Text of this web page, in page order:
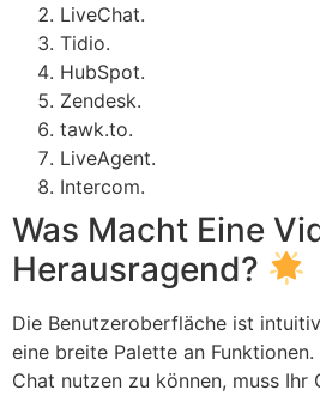
LiveChat.
Tidio.
HubSpot.
Zendesk.
tawk.to.
LiveAgent.
Intercom.
Was Macht Eine
Herausragend?
Die Benutzeroberfläche ist
eine breite Palette an
Chat nutzen zu können, muss Ihr